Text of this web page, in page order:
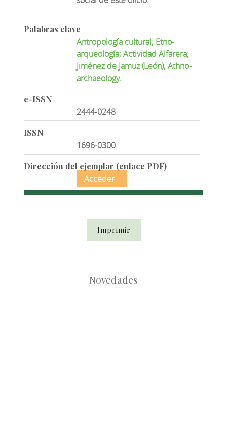
Palabras clave
Antropología cultural; Etno-
arqueología; Actividad Alfarera;
Jiménez de Jamuz (León); Athno-
archaeology.
e-ISSN
2444-0248
ISSN
1696-0300
Dirección del ejemplar (enlace PDF)
Acceder
Imprimir
Novedades